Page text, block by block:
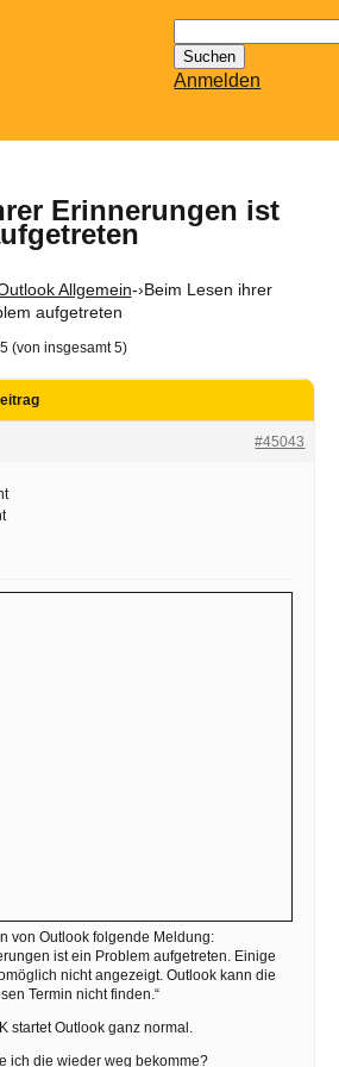
nach:
Anmelden
Erinnerungen ist
Allgemein-›Beim Lesen ihrer
aufgetreten
(von insgesamt 5)
#45043
von Outlook folgende Meldung:
ist ein Problem aufgetreten. Einige
nicht angezeigt. Outlook kann die
Termin nicht finden.“
startet Outlook ganz normal.
ich die wieder weg bekomme?